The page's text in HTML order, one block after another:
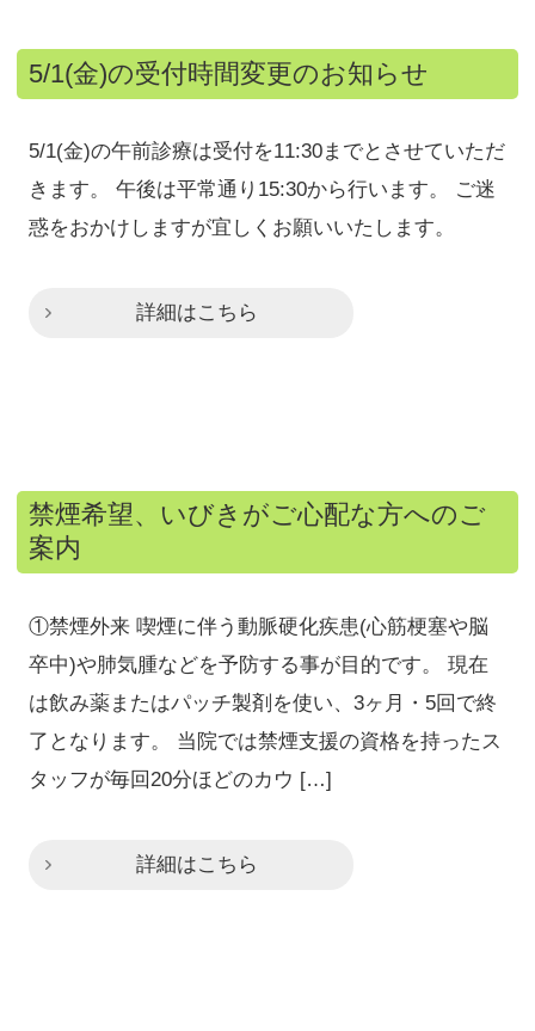
5/1(金)の受付時間変更のお知らせ
5/1(金)の午前診療は受付を11:30までとさせていただ
きます。 午後は平常通り15:30から行います。 ご迷
惑をおかけしますが宜しくお願いいたします。
詳細はこちら
禁煙希望、いびきがご心配な方へのご
案内
①禁煙外来 喫煙に伴う動脈硬化疾患(心筋梗塞や脳
卒中)や肺気腫などを予防する事が目的です。 現在
は飲み薬またはパッチ製剤を使い、3ヶ月・5回で終
了となります。 当院では禁煙支援の資格を持ったス
タッフが毎回20分ほどのカウ […]
詳細はこちら